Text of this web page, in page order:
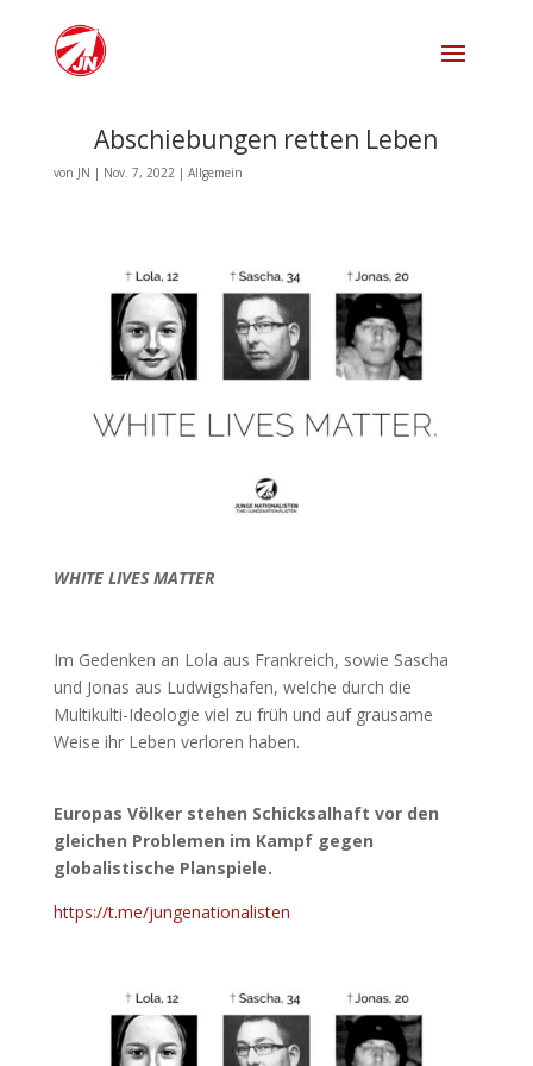
Abschiebungen retten Leben
von JN | Nov. 7, 2022| Allgemein
WHITE LIVES MATTER
Im Gedenken an Lola aus Frankreich, sowie Sascha
und Jonas aus Ludwigshafen, welche durch die
Multikulti-Ideologie viel zu früh und auf grausame
Weise ihr Leben verloren haben.
Europas Völker stehen Schicksalhaft vor den
gleichen Problemen im Kampf gegen
globalistische Planspiele.
https://t.me/jungenationalisten